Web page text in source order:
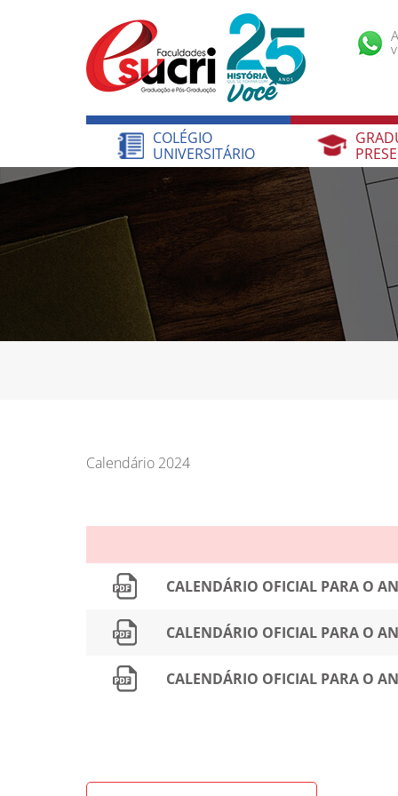
COLÉGIO
UNIVERSITÁRIO
COLÉGIO
UNIVERSITÁRIO
Calendário 2024
CALENDÁRIO OFICIAL PARA O
CALENDÁRIO OFICIAL PARA O
CALENDÁRIO OFICIAL PARA O